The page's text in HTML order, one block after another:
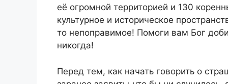
её огромной территорией и 130
культурное и историческое
то непоправимое! Помоги вам Бог
никогда!
Перед тем, как начать говорить о